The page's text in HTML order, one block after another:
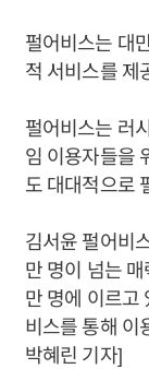
펄어비스는 대
적 서비스를 제
펄어비스는 러
임 이용자들을
도 대대적으로
김서윤 펄어비
만 명이 넘는
만 명에 이르고
비스를 통해 이
박혜린 기자]